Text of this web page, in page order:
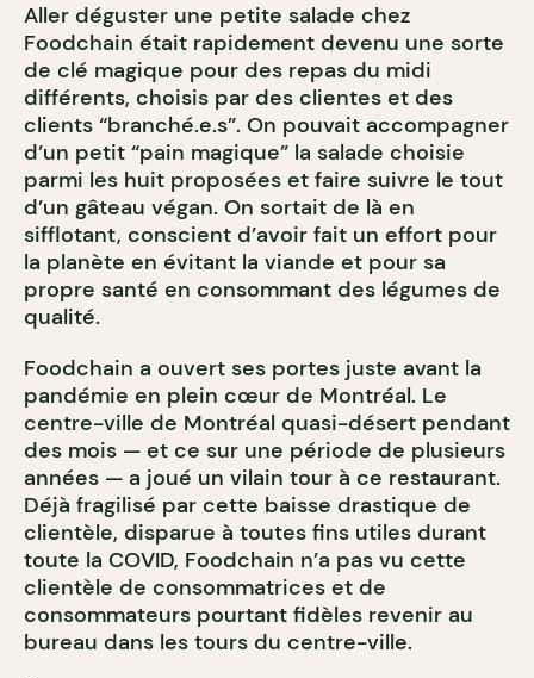
Aller déguster une petite salade chez
Foodchain était rapidement devenu une sorte
de clé magique pour des repas du midi
différents, choisis par des clientes et des
clients “branché.e.s”. On pouvait accompagner
d’un petit “pain magique” la salade choisie
parmi les huit proposées et faire suivre le tout
d’un gâteau végan. On sortait de là en
sifflotant, conscient d’avoir fait un effort pour
la planète en évitant la viande et pour sa
propre santé en consommant des légumes de
qualité.
Foodchain a ouvert ses portes juste avant la
pandémie en plein cœur de Montréal. Le
centre-ville de Montréal quasi-désert pendant
des mois — et ce sur une période de plusieurs
années — a joué un vilain tour à ce restaurant.
Déjà fragilisé par cette baisse drastique de
clientèle, disparue à toutes fins utiles durant
toute la COVID, Foodchain n’a pas vu cette
clientèle de consommatrices et de
consommateurs pourtant fidèles revenir au
bureau dans les tours du centre-ville.